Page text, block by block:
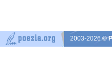
2003-2026©